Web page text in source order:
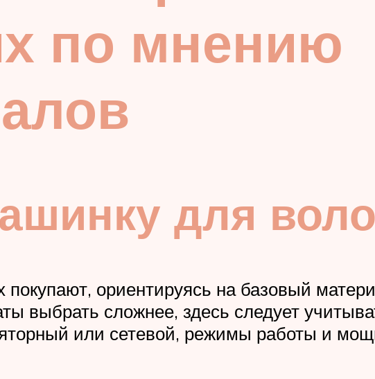
по мнению
для
ориентируясь на базовый
выбрать сложнее, здесь следует
или сетевой, режимы работы и